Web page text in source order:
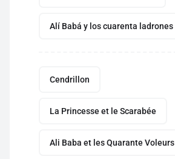
Alí Babá y los cuarenta ladrones
Cendrillon
La Princesse et le Scarabée
Ali Baba et les Quarante Voleurs